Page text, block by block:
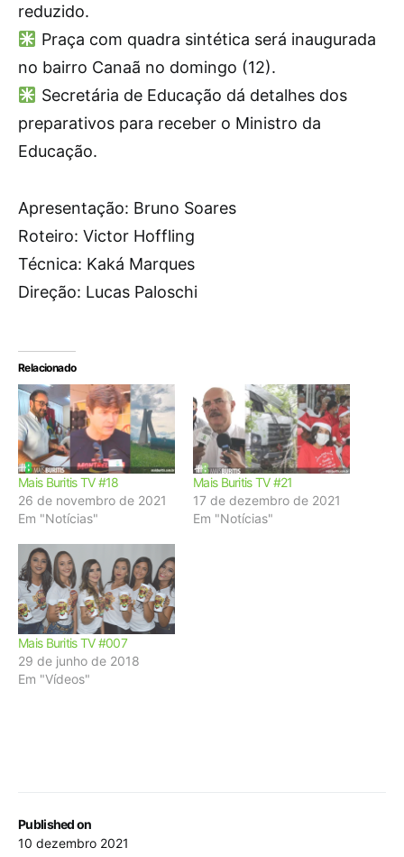
Published on
10 dezembro 2021
reduzido.
Praça com quadra sintética será inaugurada
no bairro Canaã no domingo (12).
Secretária de Educação dá detalhes dos
preparativos para receber o Ministro da
Educação.
Apresentação: Bruno Soares
Roteiro: Victor Hoffling
Técnica: Kaká Marques
Direção: Lucas Paloschi
Relacionado
Mais Buritis TV #18
26 de novembro de 2021
Em "Notícias"
Mais Buritis TV #21
17 de dezembro de 2021
Em "Notícias"
Mais Buritis TV #007
29 de junho de 2018
Em "Vídeos"